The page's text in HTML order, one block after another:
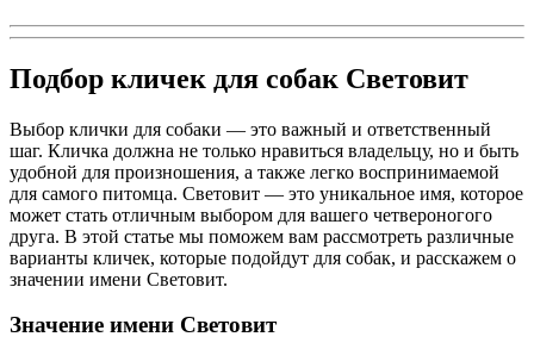
Подбор кличек для собак Световит
Выбор клички для собаки — это важный и ответственный
шаг. Кличка должна не только нравиться владельцу, но и быть
удобной для произношения, а также легко воспринимаемой
для самого питомца. Световит — это уникальное имя, которое
может стать отличным выбором для вашего четвероногого
друга. В этой статье мы поможем вам рассмотреть различные
варианты кличек, которые подойдут для собак, и расскажем о
значении имени Световит.
Значение имени Световит